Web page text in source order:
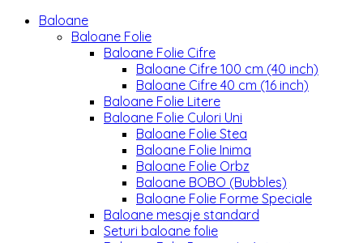
Baloane
Baloane Folie
Baloane Folie Cifre
Baloane Cifre 100 cm (40 inch)
Baloane Cifre 40 cm (16 inch)
Baloane Folie Litere
Baloane Folie Culori Uni
Baloane Folie Stea
Baloane Folie Inima
Baloane Folie Orbz
Baloane BOBO (Bubbles)
Baloane Folie Forme Speciale
Baloane mesaje standard
Seturi baloane folie